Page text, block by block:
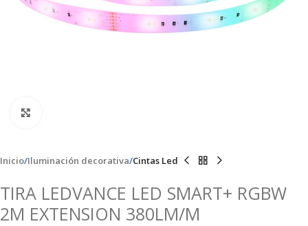
Inicio Iluminación decorativa Cintas Led
TIRA LEDVANCE LED SMART+ RGBW
2M EXTENSION 380LM/M